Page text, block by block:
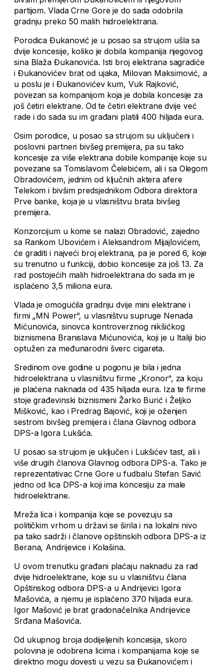
partijom. Vlada Crne Gore je do sada odobrila
gradnju preko 50 malih hidroelektrana.
Porodica Đukanović je u posao sa strujom ušla sa
dvije koncesije, koliko je dobila kompanija njegovog
sina Blaža Đukanovića. Isti broj elektrana sagradiće
i Đukanovićev brat od ujaka, Milovan Maksimović, a
u poslu je i Đukanovićev kum, Vuk Rajković,
povezan sa kompanijom koja je dobila koncesije za
još četiri elektrane. Od te četiri elektrane dvije već
rade i do sada su im građani platili 400 hiljada eura.
Osim porodice, u posao sa strujom su uključeni i
poslovni partneri bivšeg premijera, pa su tako
koncesije za više elektrana dobile kompanije koje su
povezane sa Tomislavom Čelebićem, ali i sa Olegom
Obradovićem, jednim od ključnih aktera afere
Telekom i bivšim predsjednikom Odbora direktora
Prve banke, koja je u vlasništvu brata bivšeg
premijera.
Konzorcijum u kome se nalazi Obradović, zajedno
sa Rankom Ubovićem i Aleksandrom Mijajlovićem,
će graditi i najveći broj elektrana, pa je pored 6, koje
su trenutno u funkciji, dobio koncesije za još 13. Za
rad postojećih malih hidroelektrana do sada im je
isplaćeno 3,5 miliona eura.
Vlada je omogućila gradnju dvije mini elektrane i
firmi „MN Power“, u vlasništvu supruge Nenada
Mićunovića, sinovca kontroverznog nikšićkog
biznismena Branislava Mićunovića, koji je u Italiji bio
optužen za međunarodni šverc cigareta.
Sredinom ove godine u pogonu je bila i jedna
hidroelektrana u vlasništvu firme „Kronor“, za koju
je plaćena naknada od 435 hiljada eura. Iza te firme
stoje građevinski biznismeni Žarko Burić i Željko
Mišković, kao i Predrag Bajović, koji je oženjen
sestrom bivšeg premijera i člana Glavnog odbora
DPS-a Igora Lukšića.
U posao sa strujom je uključen i Lukšićev tast, ali i
više drugih članova Glavnog odbora DPS-a. Tako je
reprezentativac Crne Gore u fudbalu Stefan Savić
jedno od lica DPS-a koji ima koncesiju za male
hidroelektrane.
Mreža lica i kompanija koje se povezuju sa
političkim vrhom u državi se širila i na lokalni nivo
pa tako sadrži i članove opštinskih odbora DPS-a iz
Berana, Andrijevice i Kolašina.
U ovom trenutku građani plaćaju naknadu za rad
dvije hidroelektrane, koje su u vlasništvu člana
Opštinskog odbora DPS-a u Andrijevici Igora
Mašovića, a njemu je isplaćeno 370 hiljada eura.
Igor Mašović je brat gradonačelnika Andrijevice
Srđana Mašovića.
Od ukupnog broja dodijeljenih koncesija, skoro
polovina je odobrena licima i kompanijama koje se
direktno mogu dovesti u vezu sa Đukanovićem i